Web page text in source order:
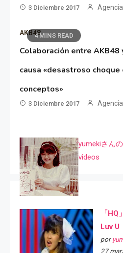
3 Diciembre 2017
4 MINS READ
AKB48
Colaboración entre AKB48
causa «desastroso
conceptos»
3 Diciembre 2017
yumekiさん
videos
「
Luv
por
27